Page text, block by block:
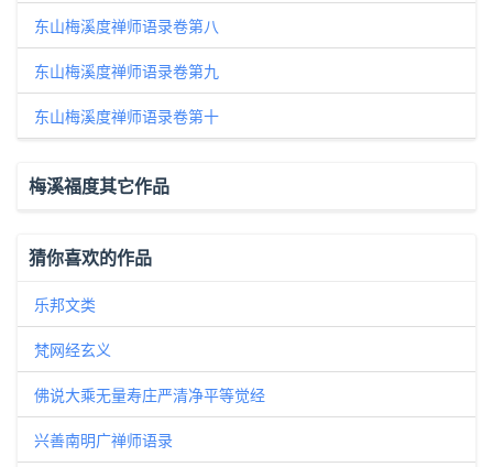
东山梅溪度禅师语录卷第八
东山梅溪度禅师语录卷第九
东山梅溪度禅师语录卷第十
梅溪福度其它作品
猜你喜欢的作品
乐邦文类
梵网经玄义
佛说大乘无量寿庄严清净平等觉经
兴善南明广禅师语录